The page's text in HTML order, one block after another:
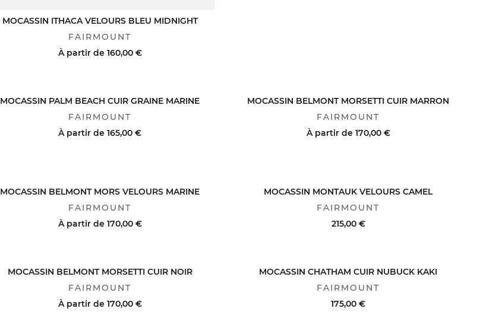
MOCASSIN ITHACA VELOURS BLEU MIDNIGHT
FAIRMOUNT
À partir de 160,00 €
ACHAT RAPIDE VOIR LE DÉTAIL
MOCASSIN PALM BEACH CUIR GRAINE MARINE
FAIRMOUNT
À partir de 165,00 €
MOCASSIN BELMONT MORSETTI CUIR MARRON
FAIRMOUNT
À partir de 170,00 €
MOCASSIN BELMONT MORS VELOURS MARINE
FAIRMOUNT
À partir de 170,00 €
ACHAT RAPIDE VOIR LE DÉTAIL
MOCASSIN MONTAUK VELOURS CAMEL
FAIRMOUNT
215,00 €
ACHAT RAPIDE VOIR LE DÉTAIL
MOCASSIN BELMONT MORSETTI CUIR NOIR
FAIRMOUNT
À partir de 170,00 €
MOCASSIN CHATHAM CUIR NUBUCK KAKI
FAIRMOUNT
175,00 €